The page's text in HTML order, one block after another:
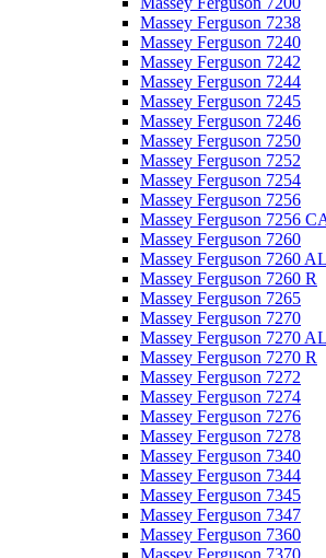
Massey Ferguson 7238
Massey Ferguson 7240
Massey Ferguson 7242
Massey Ferguson 7244
Massey Ferguson 7245
Massey Ferguson 7246
Massey Ferguson 7250
Massey Ferguson 7252
Massey Ferguson 7254
Massey Ferguson 7256
Massey Ferguson 7256
Massey Ferguson 7260
Massey Ferguson 7260
Massey Ferguson 7260 R
Massey Ferguson 7265
Massey Ferguson 7270
Massey Ferguson 7270
Massey Ferguson 7270 R
Massey Ferguson 7272
Massey Ferguson 7274
Massey Ferguson 7276
Massey Ferguson 7278
Massey Ferguson 7340
Massey Ferguson 7344
Massey Ferguson 7345
Massey Ferguson 7347
Massey Ferguson 7360
Massey Ferguson 7370